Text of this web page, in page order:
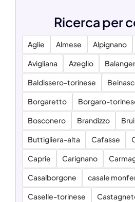
Ricerca per
Aglie Almese Alpignano
Avigliana Azeglio
Baldissero-torinese
Borgaretto Borgaro-
Bosconero Brandizzo
Buttigliera-alta Cafasse
Caprie Carignano
Casalborgone casale
Caselle-torinese